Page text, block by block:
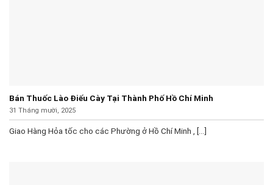
Bán Thuốc Lào Điếu Cày Tại Thành Phố Hồ Chí Minh
31 Tháng mười, 2025
Giao Hàng Hỏa tốc cho các Phường ở Hồ Chí Minh , [...]